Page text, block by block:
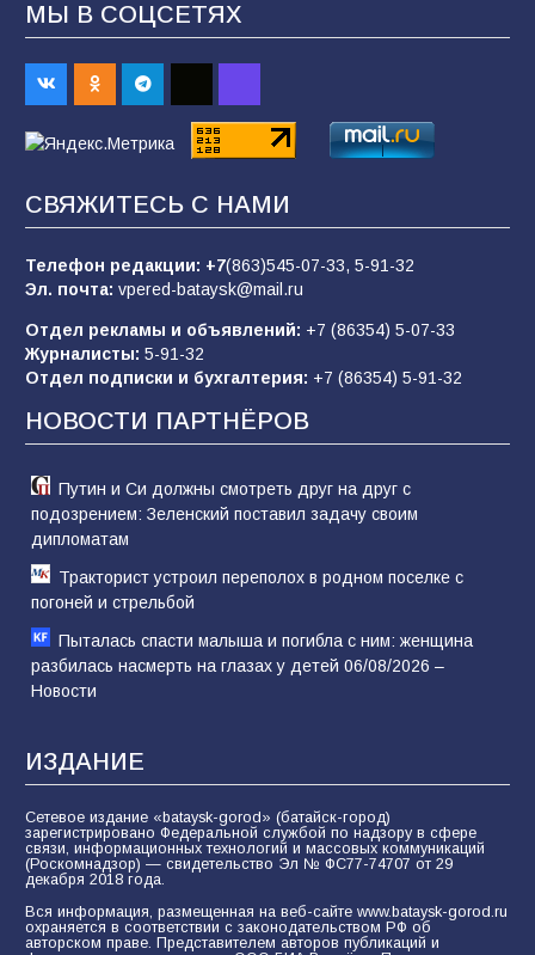
«Пургу нести — не поля переходить»: почему
заявления о мобилизации — это
пропагандистский вброс
84 01.08.2026
«Слухами Москву не возьмёшь»: почему
заявления Киева о мобилизации — это
80 02.08.2026
В России ответили на заявления Зеленского о
новой мобилизации
74 31.07.2026
МЫ В СОЦСЕТЯХ
СВЯЖИТЕСЬ С НАМИ
Телефон редакции: +7(863)545-07-33, 5-91-32
Эл. почта: vpered-bataysk@mail.ru
Отдел рекламы и объявлений: +7 (86354) 5-07-33
Журналисты: 5-91-32
Отдел подписки и бухгалтерия: +7 (86354) 5-91-32
НОВОСТИ ПАРТНЁРОВ
Путин и Си должны смотреть друг на друг с
подозрением: Зеленский поставил задачу своим
дипломатам
Тракторист устроил переполох в родном поселке с
погоней и стрельбой
Пыталась спасти малыша и погибла с ним: женщина
разбилась насмерть на глазах у детей 06/08/2026 –
Новости
ИЗДАНИЕ
Сетевое издание «bataysk-gorod» (батайск-город)
зарегистрировано Федеральной службой по надзору в сфере
связи, информационных технологий и массовых коммуникаций
(Роскомнадзор) — свидетельство Эл № ФС77-74707 от 29
декабря 2018 года.
Вся информация, размещенная на веб-сайте www.bataysk-gorod.ru
охраняется в соответствии с законодательством РФ об
авторском праве. Представителем авторов публикаций и